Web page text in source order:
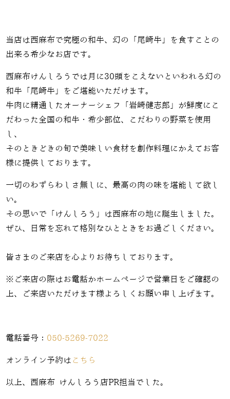
当店は西麻布で究極の和牛、幻の「尾崎牛」を食すことの
出来る希少なお店です。
西麻布けんしろうでは月に30頭をこえないといわれる幻の
和牛「尾崎牛」をご堪能いただけます。
牛肉に精通したオーナーシェフ「岩崎健志郎」が鮮度にこ
だわった全国の和牛・希少部位、こだわりの野菜を使用
し、
そのときどきの旬で美味しい食材を創作料理にかえてお客
様に提供しております。
一切のわずらわしさ無しに、最高の肉の味を堪能して欲し
い。
その思いで「けんしろう」は西麻布の地に誕生しました。
ぜひ、日常を忘れて格別なひとときをお過ごしください。
皆さまのご来店を心よりお待ちしております。
※ご来店の際はお電話かホームページで営業日をご確認の
上、ご来店いただけます様よろしくお願い申し上げます。
電話番号： 050-5269-7022
オンライン予約は こちら
以上、西麻布 けんしろう店PR担当でした。